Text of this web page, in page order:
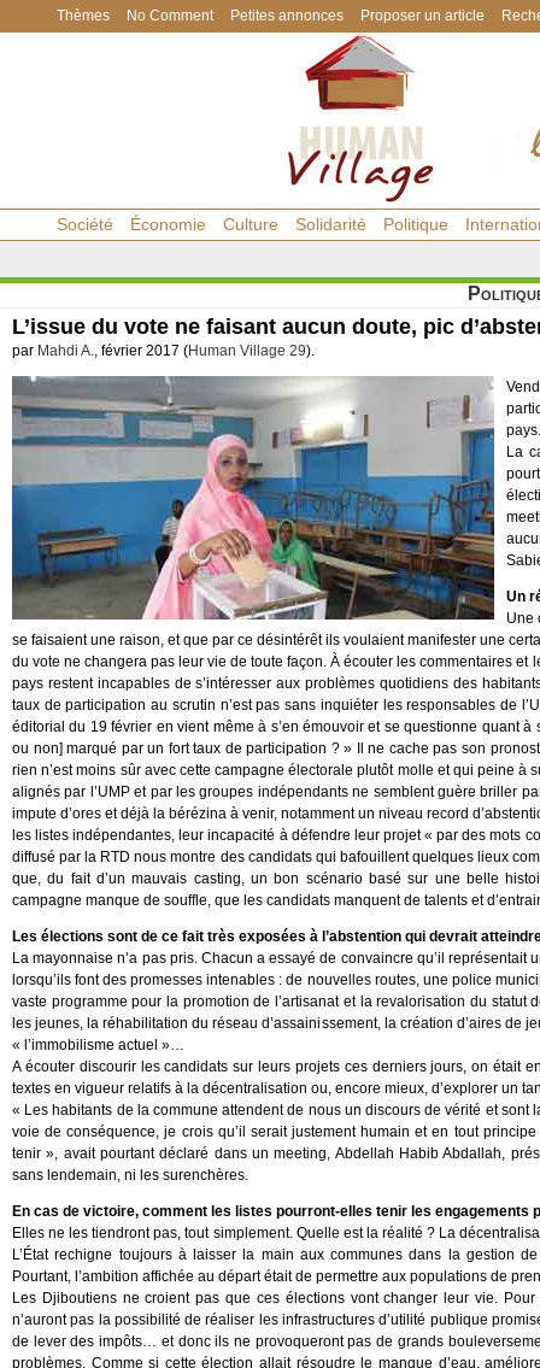
Thèmes No Comment Petites annonces Proposer un article
Société Économie Culture Solidarité Politique
L’issue du vote ne faisant aucun doute, pic
par Mahdi A., février 2017 (Human Village 29).
pays.
La
Un
Une
se faisaient une raison, et que par ce désintérêt ils voulaient manifester une
du vote ne changera pas leur vie de toute façon. À écouter les commentaires
pays restent incapables de s’intéresser aux problèmes quotidiens des
taux de participation au scrutin n’est pas sans inquiéter les responsables de
éditorial du 19 février en vient même à s’en émouvoir et se questionne quant
ou non] marqué par un fort taux de participation ? » Il ne cache pas son
rien n’est moins sûr avec cette campagne électorale plutôt molle et qui peine à
alignés par l’UMP et par les groupes indépendants ne semblent guère briller
impute d’ores et déjà la bérézina à venir, notamment un niveau record
les listes indépendantes, leur incapacité à défendre leur projet « par des mots
diffusé par la RTD nous montre des candidats qui bafouillent quelques lieux
que, du fait d’un mauvais casting, un bon scénario basé sur une belle
campagne manque de souffle, que les candidats manquent de talents et
Les élections sont de ce fait très exposées à l’abstention qui devrait
La mayonnaise n’a pas pris. Chacun a essayé de convaincre qu’il
lorsqu’ils font des promesses intenables : de nouvelles routes, une police
vaste programme pour la promotion de l’artisanat et la revalorisation du
les jeunes, la réhabilitation du réseau d’assainissement, la création d’aires de
« l’immobilisme actuel »…
A écouter discourir les candidats sur leurs projets ces derniers jours, on était
textes en vigueur relatifs à la décentralisation ou, encore mieux, d’explorer un
« Les habitants de la commune attendent de nous un discours de vérité et
voie de conséquence, je crois qu’il serait justement humain et en tout
tenir », avait pourtant déclaré dans un meeting, Abdellah Habib Abdallah,
sans lendemain, ni les surenchères.
En cas de victoire, comment les listes pourront-elles tenir les engagements
Elles ne les tiendront pas, tout simplement. Quelle est la réalité ? La
L’État rechigne toujours à laisser la main aux communes dans la gestion
Pourtant, l’ambition affichée au départ était de permettre aux populations de
Les Djiboutiens ne croient pas que ces élections vont changer leur vie.
n’auront pas la possibilité de réaliser les infrastructures d’utilité publique
de lever des impôts… et donc ils ne provoqueront pas de grands
problèmes. Comme si cette élection allait résoudre le manque d’eau,